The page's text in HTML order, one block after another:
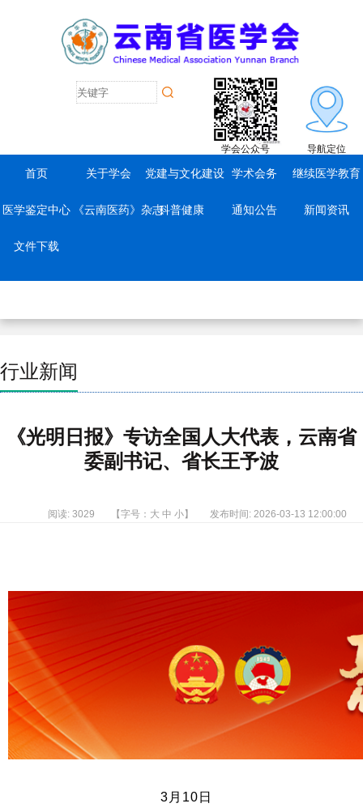
导航定位
学会公众号
首页 关于学会 党建与文化建设 学术会务 继续医学教育
医学鉴定中心 《云南医药》杂志科普健康 通知公告 新闻资讯
文件下载
行业新闻
《光明日报》专访全国人大代表，云南省
委副书记、省长王予波
发布时间: 2026-03-13 12:00:00
【字号： 大 中 小】
阅读: 3029
3月10日